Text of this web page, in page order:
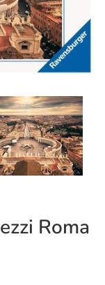
Roma